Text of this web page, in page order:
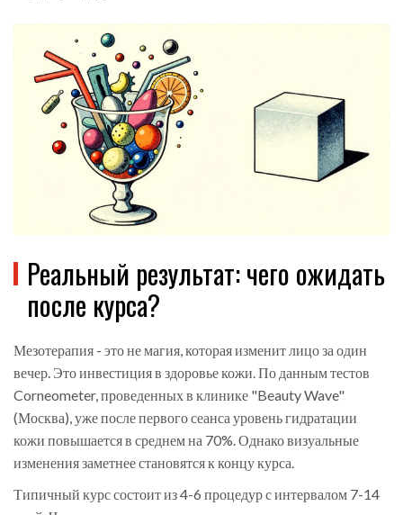
Реальный результат: чего ожидать
после курса?
Мезотерапия - это не магия, которая изменит лицо за один
вечер. Это инвестиция в здоровье кожи. По данным тестов
Corneometer, проведенных в клинике "Beauty Wave"
(Москва), уже после первого сеанса уровень гидратации
кожи повышается в среднем на 70%. Однако визуальные
изменения заметнее становятся к концу курса.
Типичный курс состоит из 4-6 процедур с интервалом 7-14